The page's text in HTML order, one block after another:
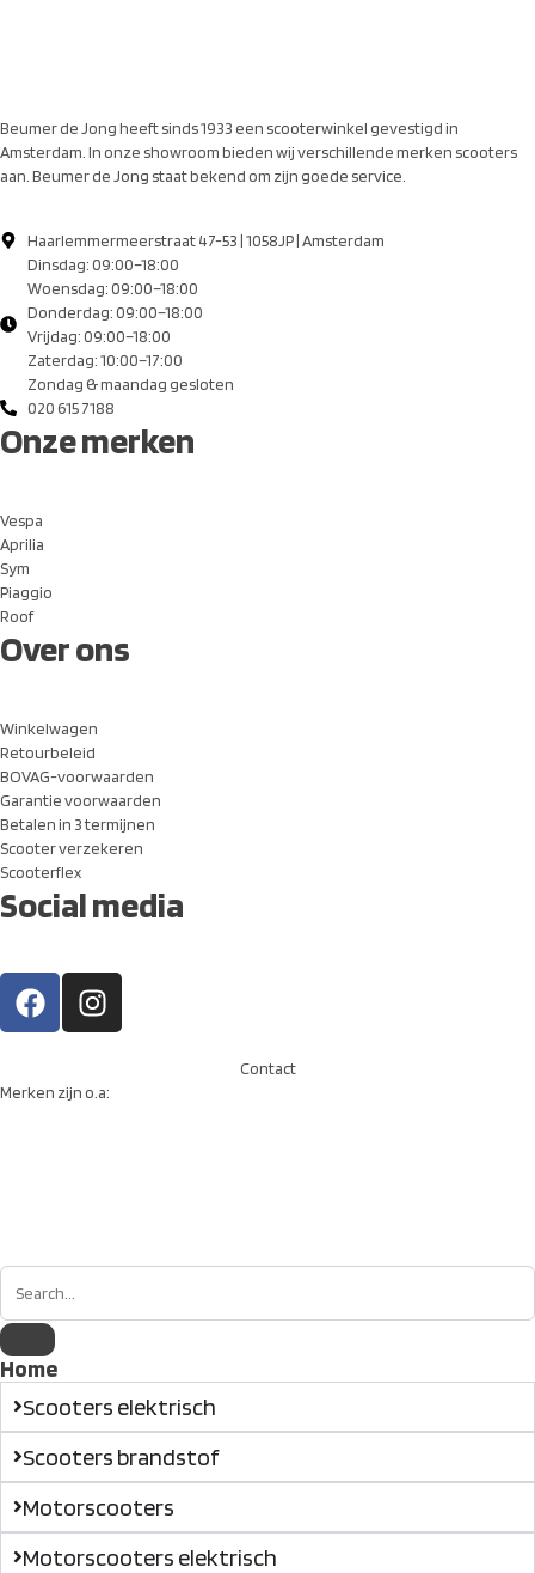
Beumer de Jong heeft sinds 1933 een scooterwinkel gevestigd in
Amsterdam. In onze showroom bieden wij verschillende merken scooters
aan. Beumer de Jong staat bekend om zijn goede service.
Haarlemmermeerstraat 47-53 | 1058JP | Amsterdam
Dinsdag: 09:00–18:00
Woensdag: 09:00–18:00
Donderdag: 09:00–18:00
Vrijdag: 09:00–18:00
Zaterdag: 10:00–17:00
Zondag & maandag gesloten
020 615 7188
Onze merken
Vespa
Aprilia
Sym
Piaggio
Roof
Over ons
Winkelwagen
Retourbeleid
BOVAG-voorwaarden
Garantie voorwaarden
Betalen in 3 termijnen
Scooter verzekeren
Scooterflex
Social media
Merken zijn o.a:
Contact
Home
Scooters elektrisch
Scooters brandstof
Motorscooters
Motorscooters elektrisch